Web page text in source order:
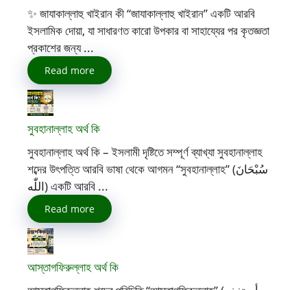
✨ জাযাকাল্লাহু খাইরান কী “জাযাকাল্লাহু খাইরান” একটি আরবি
ইসলামিক দোয়া, যা সাধারণত কারো উপকার বা সাহায্যের পর কৃতজ্ঞতা
প্রকাশের জন্য ...
Read more
সুবহানাল্লাহ অর্থ কি
সুবহানাল্লাহ অর্থ কি – ইসলামী দৃষ্টিতে সম্পূর্ণ ব্যাখ্যা সুবহানাল্লাহ
শব্দের উৎপত্তি আরবি ভাষা থেকে আগমন “সুবহানাল্লাহ” (سُبْحَانَ
اللّٰه) একটি আরবি ...
Read more
আস্তাগফিরুল্লাহ অর্থ কি